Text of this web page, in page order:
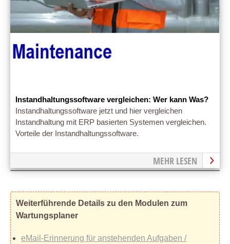
Instandhaltungssoftware vergleichen: Wer kann Was?
Instandhaltungssoftware jetzt und hier vergleichen
Instandhaltung mit ERP basierten Systemen vergleichen.
Vorteile der Instandhaltungssoftware.
MEHR LESEN
Weiterführende Details zu den Modulen zum
Wartungsplaner
eMail-Erinnerung für anstehenden Aufgaben /